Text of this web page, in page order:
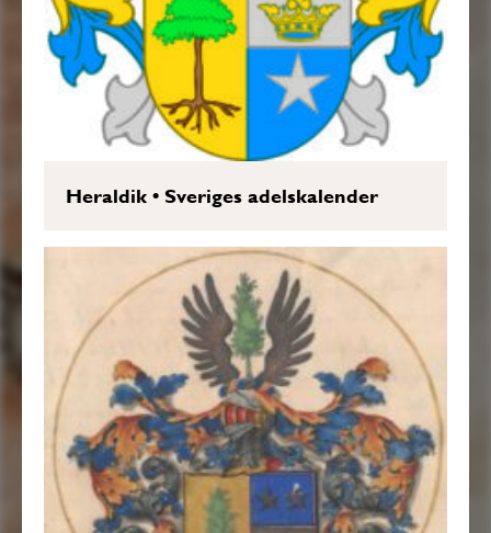
Heraldik•Sveriges adelskalender